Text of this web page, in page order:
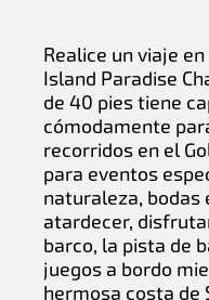
Realice un viaje
Island Paradise
de 40 pies tiene
cómodamente
recorridos en el
para eventos
naturaleza, bodas
atardecer,
barco, la pista de
juegos a bordo
hermosa costa de